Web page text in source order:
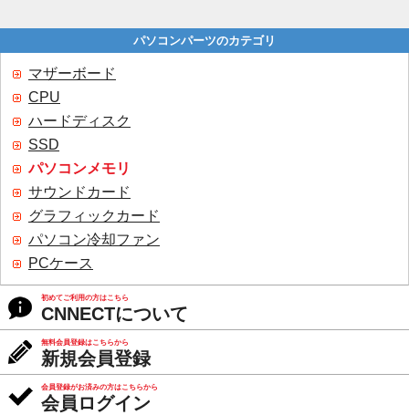
パソコンパーツのカテゴリ
マザーボード
CPU
ハードディスク
SSD
パソコンメモリ
サウンドカード
グラフィックカード
パソコン冷却ファン
PCケース
初めてご利用の方はこちら
CNNECTについて
無料会員登録はこちらから
新規会員登録
会員登録がお済みの方はこちらから
会員ログイン